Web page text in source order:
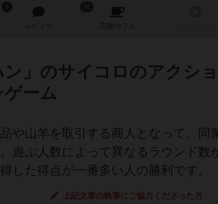
レビュー 店舗/ カフェ
」のサイコロのアクシ
ーム
や山羊を取引する商人となって、同
遊ぶ人数によって異なるラウンド数
した得点が一番多い人の勝利です。
上記文章の執筆にご協力くださった方